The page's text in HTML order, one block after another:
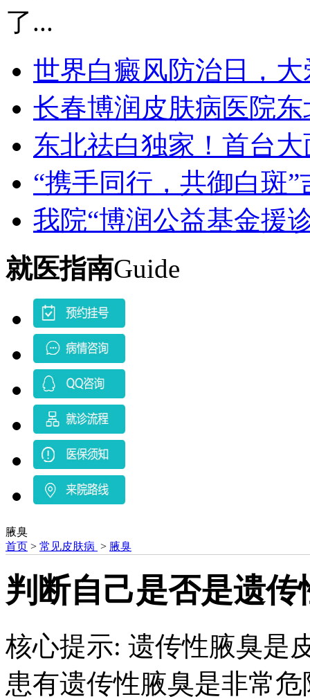
了...
世界白癜风防治日，
长春博润皮肤病医院
东北祛白独家！首台
“携手同行，共御白斑”
我院“博润公益基金援
就医指南Guide
腋臭
首页 > 常见皮肤病 > 腋臭
判断自己是否是遗传
核心提示: 遗传性腋臭是
患有遗传性腋臭是非常